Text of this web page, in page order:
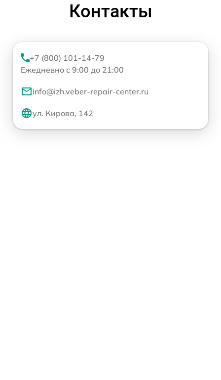
Контакты
+7 (800) 101-14-79
Ежедневно с 9:00 до 21:00
info@izh.veber-repair-center.ru
ул. Кирова, 142